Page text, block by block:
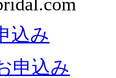
込み
申込み